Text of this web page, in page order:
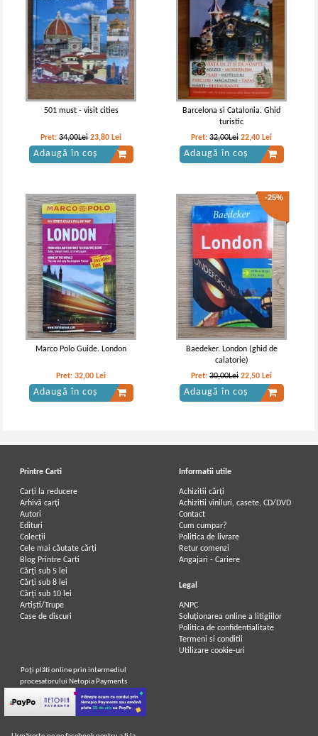
501 must - visit cities
Pret:34,00Lei 23,80 Lei
Adaugă în coș
Barcelona si Catalonia. Ghid
turistic
Pret:32,00Lei 22,40 Lei
Adaugă în coș
Marco Polo Guide. London
Pret:32,00 Lei
Adaugă în coș
-25%
Baedeker. London (ghid de
calatorie)
Pret:30,00Lei 22,50 Lei
Adaugă în coș
Printre Carti
Carți la reducere
Arhivă carți
Autori
Edituri
Colecții
Cele mai căutate cărți
Blog Printre Carti
Cărţi sub 5 lei
Cărţi sub 8 lei
Cărţi sub 10 lei
Artiști/Trupe
Case de discuri
Informatii utile
Achizitii cărți
Achizitii viniluri, casete, CD/DVD
Contact
Cum cumpar?
Politica de livrare
Retur comenzi
Angajari - Cariere
Legal
ANPC
Soluționarea online a litigiilor
Politica de confidentialitate
Termeni si conditii
Utilizare cookie-uri
Poţi plăti online prin intermediul
procesatorului Netopia Payments